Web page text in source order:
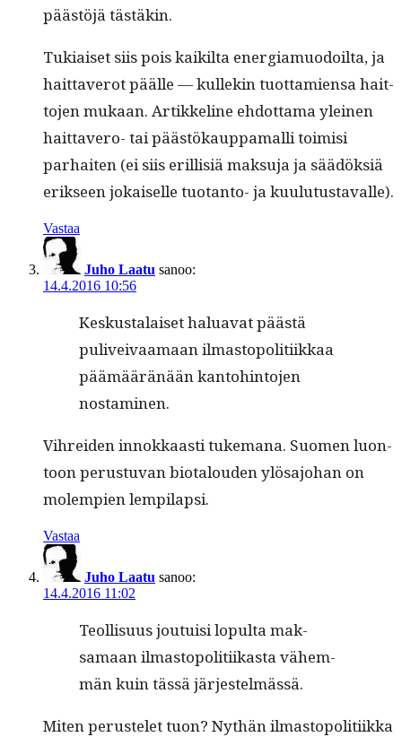
päästöjä tästäkin.
Tuki­aiset siis pois kaik­il­ta ener­gia­muodoil­ta, ja
hait­taverot päälle — kullekin tuot­tamien­sa hait­
to­jen mukaan. Artikke­line ehdot­ta­ma yleinen
hait­tavero- tai päästökaup­pa­malli toimisi
parhait­en (ei siis eril­lisiä mak­su­ja ja säädök­siä
erik­seen jokaiselle tuotan­to- ja kuulutustavalle).
Vastaa
Juho Laatu sanoo:
14.4.2016 10:56
Keskusta­laiset halu­a­vat päästä
puliveivaa­maan ilmastopoli­ti­ikkaa
päämääränään kan­to­hin­to­jen
nostaminen.
Vihrei­den innokkaasti tuke­m­ana. Suomen luon­
toon perus­tu­van bio­talouden ylösajo­han on
molem­pi­en lempilapsi.
Vastaa
Juho Laatu sanoo:
14.4.2016 11:02
Teol­lisu­us jou­tu­isi lop­ul­ta mak­
samaan ilmastopoli­ti­ikas­ta vähem­
män kuin tässä järjestelmässä.
Miten perustelet tuon? Nythän ilmastopoli­ti­ik­ka